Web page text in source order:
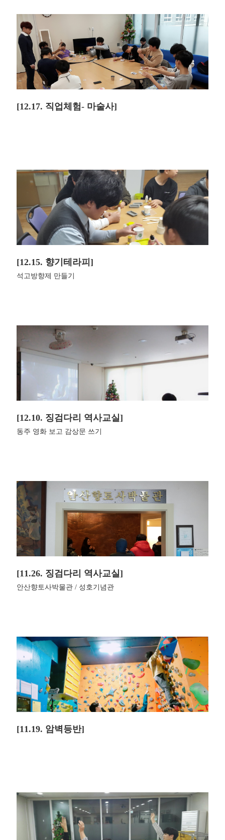
[12.17. 직업체험- 마술사]
[12.15. 향기테라피]
석고방향제 만들기
[12.10. 징검다리 역사교실]
동주 영화 보고 감상문 쓰기
[11.26. 징검다리 역사교실]
안산향토사박물관 / 성호기념관
[11.19. 암벽등반]